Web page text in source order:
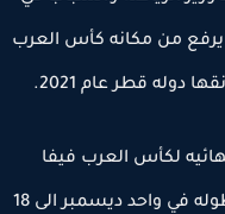
من مكانه كأس العرب
لكأس العرب فيفا
2025 في يوم 25 مايو وسوف تنطلق البطوله في واحد ديسمبر الى 18